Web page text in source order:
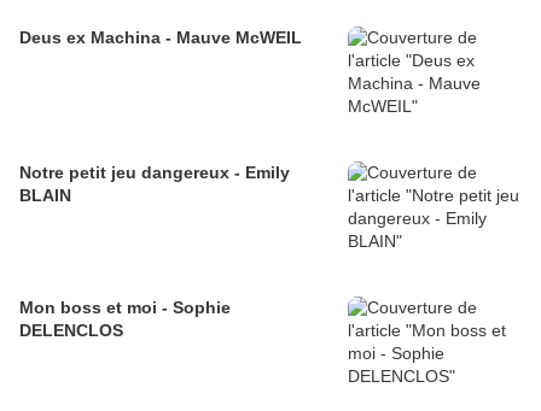
Deus ex Machina - Mauve McWEIL
Notre petit jeu dangereux - Emily
BLAIN
Mon boss et moi - Sophie
DELENCLOS